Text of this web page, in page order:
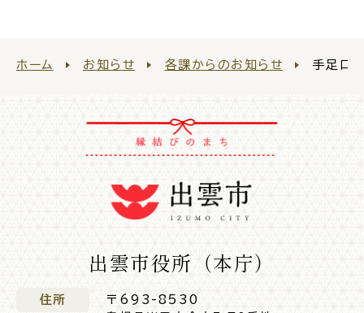
ホーム お知らせ 各課からのお知らせ 手足口
出雲市役所（本庁）
住所
〒693-8530